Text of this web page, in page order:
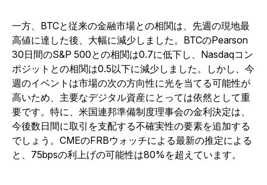
一方、BTCと従来の金融市場との相関は、先週の現地最
高値に達した後、大幅に減少しました。BTCのPearson
30日間のS&P 500との相関は0.7に低下し、Nasdaqコン
ポジットとの相関は0.5以下に減少しました。しかし、今
週のイベントは市場の次の方向性に光を当てる可能性が
高いため、主要なデジタル資産にとっては依然として重
要です。特に、米国連邦準備制度理事会の金利決定は、
今後数日間に取引を支配する不確実性の要素を追加する
でしょう。CMEのFRBウォッチによる最新の推定による
と、75bpsの利上げの可能性は80%を超えています。